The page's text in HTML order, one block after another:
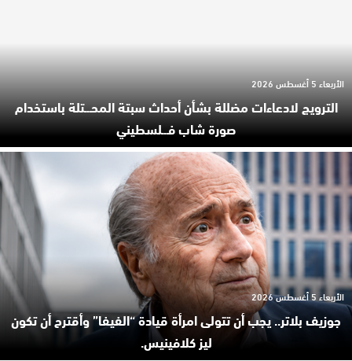
الترويج لادعاءات مضللة بشأن أحداث سبتة المحـ.ـتلة باستخدام
صورة شاب فـ.ـلسطيني
الأربعاء 5 أغسطس 2026
جوزيف بلاتر.. يجب أن تتولى امرأة قيادة “الفيفا” وأقترح أن تكون
ليز كلافينيس.
الأربعاء 5 أغسطس 2026